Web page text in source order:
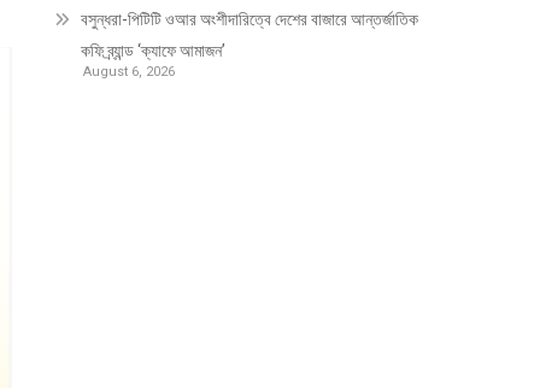
বসুন্ধরা-পিটিটি ওআর অংশীদারিত্বে দেশের বাজারে আন্তর্জাতিক
কফি ব্র্যান্ড ‘ক্যাফে আমাজন’
August 6, 2026